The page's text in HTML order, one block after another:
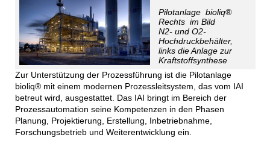
Pilotanlage bioliq®
Rechts im Bild
N2- und O2-
Hochdruckbehälter,
links die Anlage zur
Kraftstoffsynthese
Zur Unterstützung der Prozessführung ist die Pilotanlage
bioliq® mit einem modernen Prozessleitsystem, das vom IAI
betreut wird, ausgestattet. Das IAI bringt im Bereich der
Prozessautomation seine Kompetenzen in den Phasen
Planung, Projektierung, Erstellung, Inbetriebnahme,
Forschungsbetrieb und Weiterentwicklung ein.